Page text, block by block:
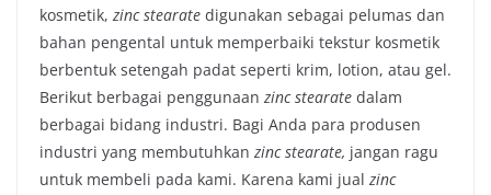
kosmetik, zinc stearate digunakan sebagai pelumas dan
bahan pengental untuk memperbaiki tekstur kosmetik
berbentuk setengah padat seperti krim, lotion, atau gel.
Berikut berbagai penggunaan zinc stearate dalam
berbagai bidang industri. Bagi Anda para produsen
industri yang membutuhkan zinc stearate, jangan ragu
untuk membeli pada kami. Karena kami jual zinc